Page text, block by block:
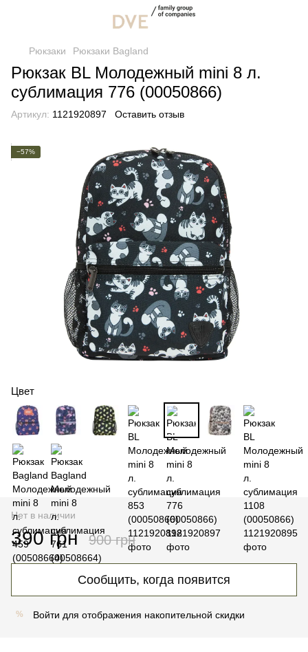
Рюкзаки Рюкзаки Bagland
Рюкзак BL Молодежный mini 8 л.
сублимация 776 (00050866)
Артикул: 1121920897 Оставить отзыв
−57%
Цвет
Нет в наличии
390 грн 900 грн
Сообщить, когда появится
% Войти для отображения накопительной скидки